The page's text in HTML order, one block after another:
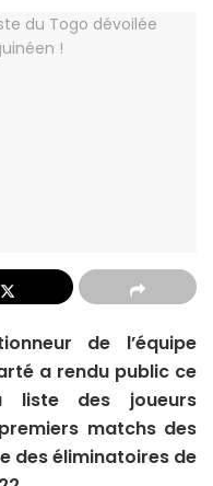
de l’équipe
a rendu public ce
liste des joueurs
matchs des
des éliminatoires de